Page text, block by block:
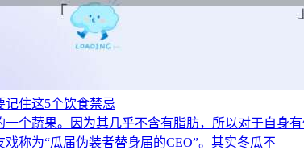
记住这5个饮食禁忌
个蔬果。因为其几乎不含有脂肪，所以对于自身
称为“瓜届伪装者替身届的CEO”。其实冬瓜不